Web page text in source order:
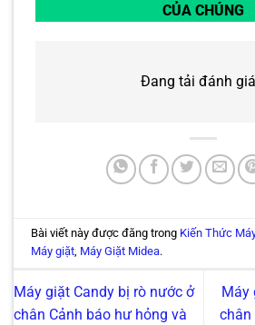
CỦA CHÚNG
Đang tải đánh
Bài viết này được đăng trong Kiến Thức
Máy giặt, Máy Giặt Midea.
Máy giặt Candy bị rò nước ở
chân Cảnh báo hư hỏng và
Máy
chân